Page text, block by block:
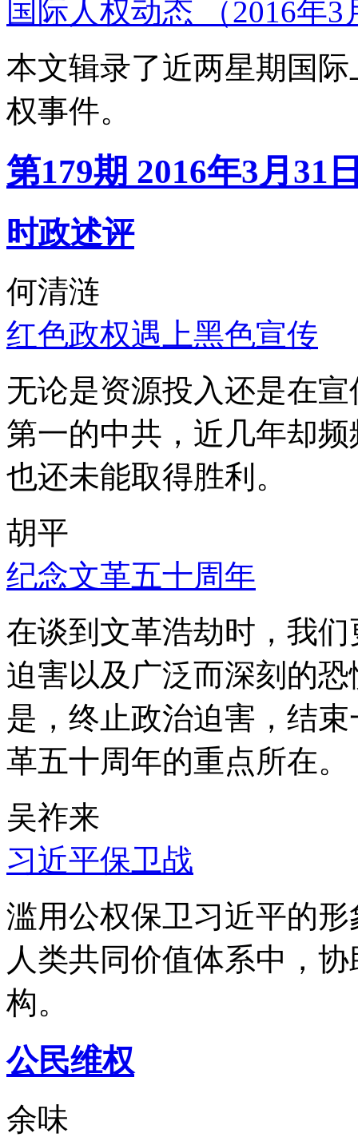
国际人权动态 （2016年
本文辑录了近两星期国
权事件。
第179期 2016年3月31
时政述评
何清涟
红色政权遇上黑色宣传
无论是资源投入还是在
第一的中共，近几年却
也还未能取得胜利。
胡平
纪念文革五十周年
在谈到文革浩劫时，我
迫害以及广泛而深刻的
是，终止政治迫害，结
革五十周年的重点所在。
吴祚来
习近平保卫战
滥用公权保卫习近平的
人类共同价值体系中，
构。
公民维权
余味